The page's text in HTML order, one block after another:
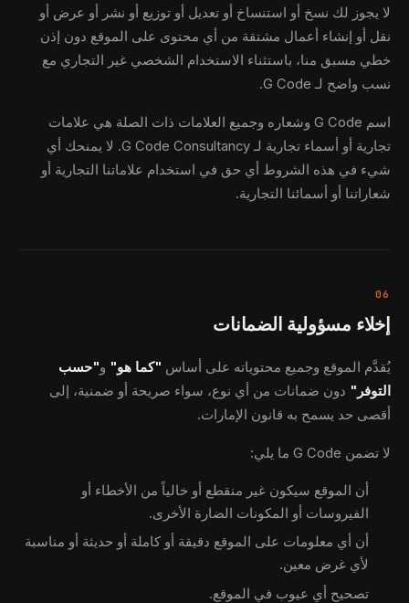
لا يجوز لك نسخ أو استنساخ أو تعديل أو توزيع أو نشر أو عرض أو
نقل أو إنشاء أعمال مشتقة من أي محتوى على الموقع دون إذن
خطي مسبق منا، باستثناء الاستخدام الشخصي غير التجاري مع
نسب واضح لـ G Code.
اسم G Code وشعاره وجميع العلامات ذات الصلة هي علامات
تجارية أو أسماء تجارية لـ G Code Consultancy. لا يمنحك أي
شيء في هذه الشروط أي حق في استخدام علاماتنا التجارية أو
شعاراتنا أو أسمائنا التجارية.
06
إخلاء مسؤولية الضمانات
يُقدَّم الموقع وجميع محتوياته على أساس "كما هو" و"حسب
التوفر" دون ضمانات من أي نوع، سواء صريحة أو ضمنية، إلى
أقصى حد يسمح به قانون الإمارات.
لا تضمن G Code ما يلي:
أن الموقع سيكون غير منقطع أو خالياً من الأخطاء أو
الفيروسات أو المكونات الضارة الأخرى.
أن أي معلومات على الموقع دقيقة أو كاملة أو حديثة أو مناسبة
لأي غرض معين.
تصحيح أي عيوب في الموقع.